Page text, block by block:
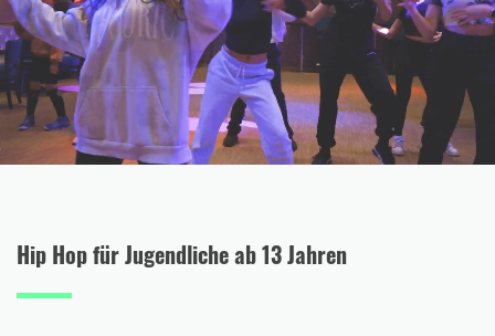
Hip Hop für Jugendliche ab 13 Jahren